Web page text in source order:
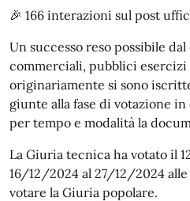
🎉 166 interazioni sul post
Un successo reso possibile
commerciali, pubblici
originariamente si sono
giunte alla fase di votazione
per tempo e modalità la
La Giuria tecnica ha votato il
16/12/2024 al 27/12/2024
votare la Giuria popolare.